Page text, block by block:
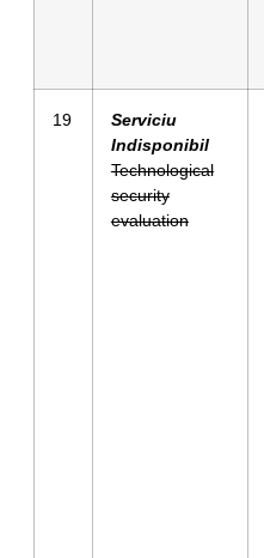
19
Serviciu
Indisponibil
Technological
security
evaluation